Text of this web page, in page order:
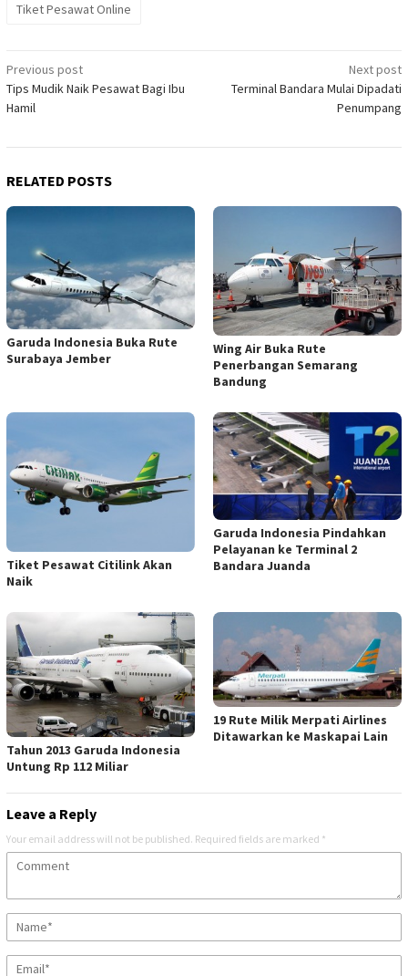
Tiket Pesawat Online
Post
navigation
Previous post
Tips Mudik Naik Pesawat Bagi Ibu
Hamil
Next post
Terminal Bandara Mulai Dipadati
Penumpang
RELATED POSTS
Garuda Indonesia Buka Rute
Surabaya Jember
Wing Air Buka Rute
Penerbangan Semarang
Bandung
Tiket Pesawat Citilink Akan
Naik
Garuda Indonesia Pindahkan
Pelayanan ke Terminal 2
Bandara Juanda
Tahun 2013 Garuda Indonesia
Untung Rp 112 Miliar
19 Rute Milik Merpati Airlines
Ditawarkan ke Maskapai Lain
Leave a Reply
Your email address will not be published. Required fields are marked *